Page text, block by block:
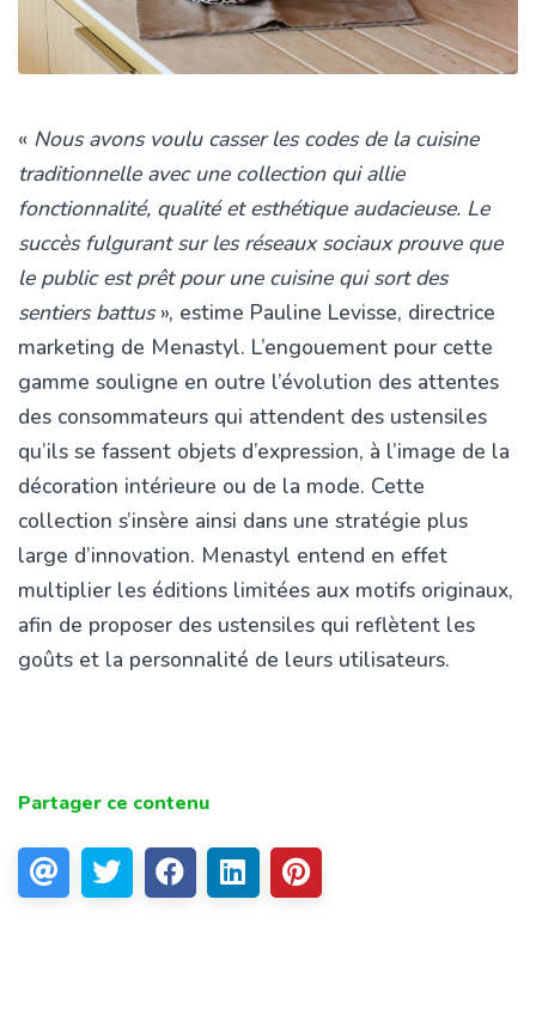
« Nous avons voulu casser les codes de la cuisine
traditionnelle avec une collection qui allie
fonctionnalité, qualité et esthétique audacieuse. Le
succès fulgurant sur les réseaux sociaux prouve que
le public est prêt pour une cuisine qui sort des
sentiers battus», estime Pauline Levisse, directrice
marketing de Menastyl. L’engouement pour cette
gamme souligne en outre l’évolution des attentes
des consommateurs qui attendent des ustensiles
qu’ils se fassent objets d’expression, à l’image de la
décoration intérieure ou de la mode. Cette
collection s’insère ainsi dans une stratégie plus
large d’innovation. Menastyl entend en effet
multiplier les éditions limitées aux motifs originaux,
afin de proposer des ustensiles qui reflètent les
goûts et la personnalité de leurs utilisateurs.
Partager ce contenu